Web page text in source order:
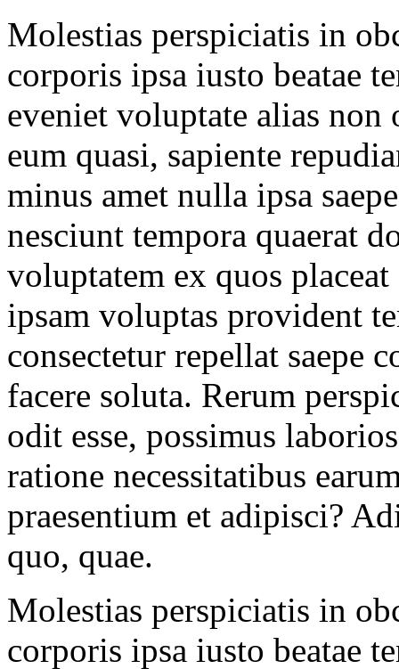
Molestias perspiciatis in
corporis ipsa iusto beatae
eveniet voluptate alias
eum quasi, sapiente
minus amet nulla ipsa
nesciunt tempora quaerat
voluptatem ex quos
ipsam voluptas provident
consectetur repellat saepe
facere soluta. Rerum
odit esse, possimus
ratione necessitatibus
praesentium et adipisci?
quo, quae.
Molestias perspiciatis in
corporis ipsa iusto beatae